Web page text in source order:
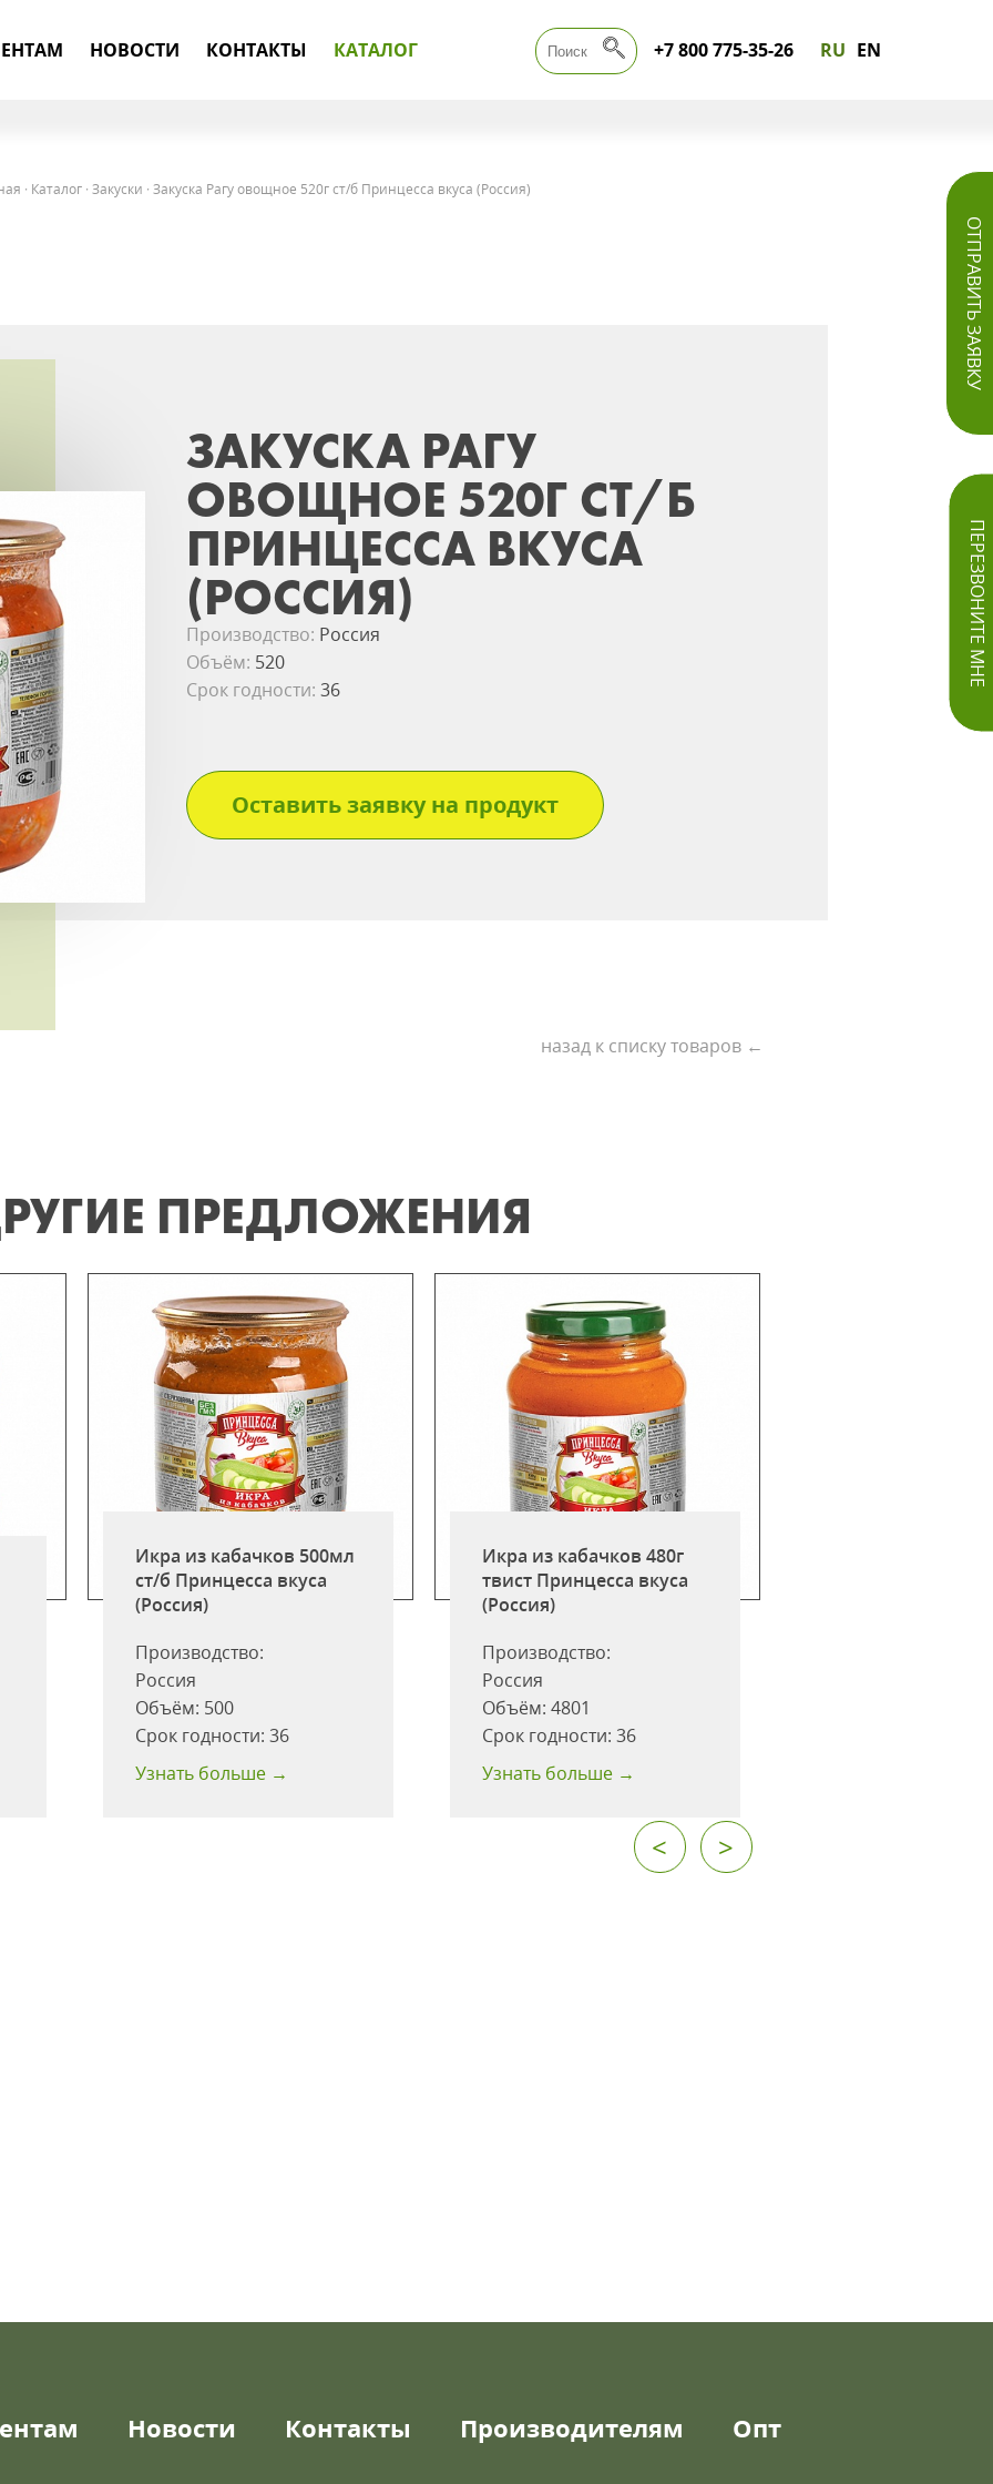
НОВОСТИ КОНТАКТЫ КАТАЛОГ +7 800 775-35-26 RU EN
ОТПРАВИТЬ ЗАЯВКУ
ПЕРЕЗВОНИТЕ МНЕ
· Каталог· Закуски · Закуска Рагу овощное 520г ст/б Принцесса вкуса (Россия)
ЗАКУСКА РАГУ
ОВОЩНОЕ 520Г СТ/Б
ПРИНЦЕССА ВКУСА
(РОССИЯ)
Производство: Россия
Объём: 520
Срок годности:36
Оставить заявку на продукт
назад к списку товаров ←
ПРЕДЛОЖЕНИЯ
Икра из кабачков 500мл
ст/б Принцесса вкуса
(Россия)
Производство:
Россия
Объём: 500
Срок годности:36
Узнать больше →
Икра из кабачков 480г
твист Принцесса вкуса
(Россия)
Производство:
Россия
Объём:4801
Срок годности:36
Узнать больше →
< >
Новости Контакты Производителям Опт